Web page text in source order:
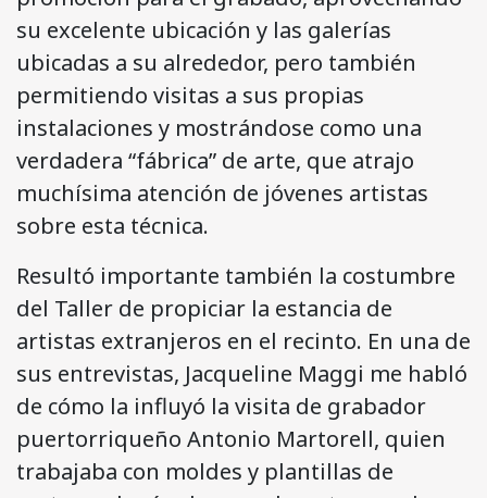
su excelente ubicación y las galerías
ubicadas a su alrededor, pero también
permitiendo visitas a sus propias
instalaciones y mostrándose como una
verdadera “fábrica” de arte, que atrajo
muchísima atención de jóvenes artistas
sobre esta técnica.
Resultó importante también la costumbre
del Taller de propiciar la estancia de
artistas extranjeros en el recinto. En una de
sus entrevistas, Jacqueline Maggi me habló
de cómo la influyó la visita de grabador
puertorriqueño Antonio Martorell, quien
trabajaba con moldes y plantillas de